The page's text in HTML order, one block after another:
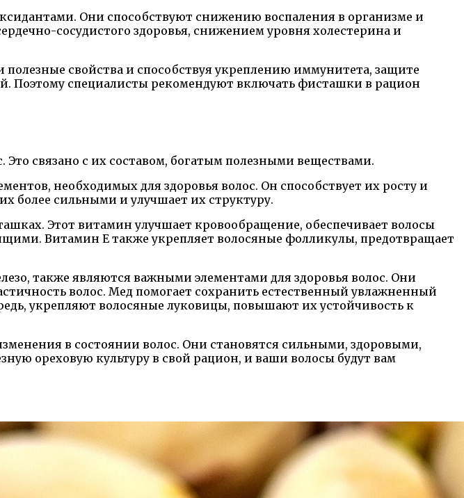
Они способствуют снижению воспаления в организме и
сосудистого здоровья, снижением уровня холестерина и
свойства и способствуя укреплению иммунитета, защите
Поэтому специалисты рекомендуют включать фисташки в рацион
связано с их составом, богатым полезными веществами.
необходимых для здоровья волос. Он способствует их росту и
более сильными и улучшает их структуру.
Этот витамин улучшает кровообращение, обеспечивает волосы
Витамин Е также укрепляет волосяные фолликулы, предотвращает
также являются важными элементами для здоровья волос. Они
волос. Мед помогает сохранить естественный увлажненный
укрепляют волосяные луковицы, повышают их устойчивость к
в состоянии волос. Они становятся сильными, здоровыми,
ореховую культуру в свой рацион, и ваши волосы будут вам